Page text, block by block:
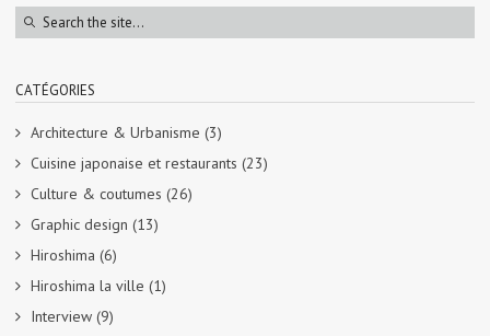
CATÉGORIES
Architecture & Urbanisme (3)
Cuisine japonaise et restaurants (23)
Culture & coutumes (26)
Graphic design (13)
Hiroshima (6)
Hiroshima la ville (1)
Interview (9)